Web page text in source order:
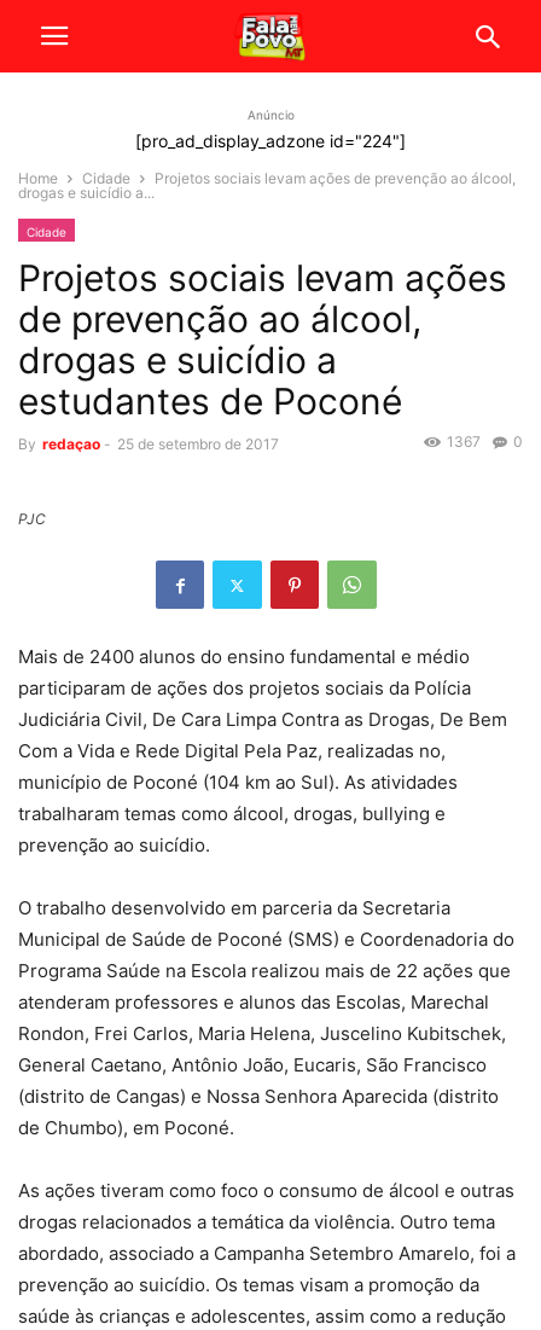
Anúncio
[pro_ad_display_adzone id="224"]
Home Cidade
Projetos sociais levam ações de prevenção ao álcool,
drogas e suicídio a...
Cidade
Projetos sociais levam ações
de prevenção ao álcool,
drogas e suicídio a
estudantes de Poconé
By redaçao - 25 de setembro de 2017 0
1367
PJC
Mais de 2400 alunos do ensino fundamental e médio
participaram de ações dos projetos sociais da Polícia
Judiciária Civil, De Cara Limpa Contra as Drogas, De Bem
Com a Vida e Rede Digital Pela Paz, realizadas no,
município de Poconé (104 km ao Sul). As atividades
trabalharam temas como álcool, drogas, bullying e
prevenção ao suicídio.
O trabalho desenvolvido em parceria da Secretaria
Municipal de Saúde de Poconé (SMS) e Coordenadoria do
Programa Saúde na Escola realizou mais de 22 ações que
atenderam professores e alunos das Escolas, Marechal
Rondon, Frei Carlos, Maria Helena, Juscelino Kubitschek,
General Caetano, Antônio João, Eucaris, São Francisco
(distrito de Cangas) e Nossa Senhora Aparecida (distrito
de Chumbo), em Poconé.
As ações tiveram como foco o consumo de álcool e outras
drogas relacionados a temática da violência. Outro tema
abordado, associado a Campanha Setembro Amarelo, foi a
prevenção ao suicídio. Os temas visam a promoção da
saúde às crianças e adolescentes, assim como a redução